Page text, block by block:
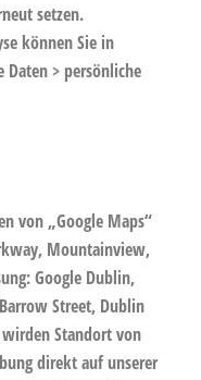
setzen.
können Sie in
> persönliche
von „Google Maps“
Mountainview,
Google Dublin,
Street, Dublin
Standort von
direkt auf unserer